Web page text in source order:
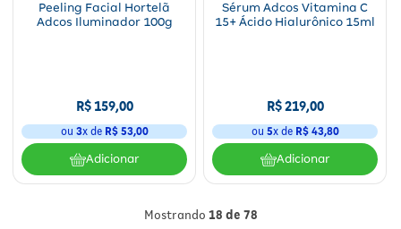
Peeling Facial Hortelã
Adcos Iluminador 100g
R$159,00
ou 3x de R$ 53,00
Adicionar
Sérum Adcos Vitamina C
15+ Ácido Hialurônico 15ml
R$219,00
ou 5x de R$ 43,80
Adicionar
Mostrando 18 de 78